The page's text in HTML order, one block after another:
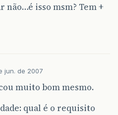
não…é isso msm? Tem +
jun. de 2007
muito bom mesmo.
qual é o requisito